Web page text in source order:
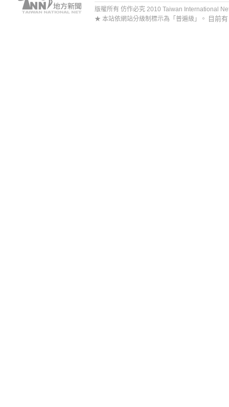
版權所有 仿作必究 2010 Taiwan International
★ 本站依網站分級制標示為「普遍級」。
目前